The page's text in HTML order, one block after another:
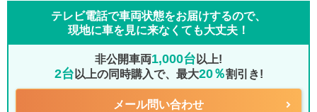
テレビ電話で車両状態をお届けするので、
現地に車を見に来なくても大丈夫！
非公開車両1,000台 以上!
2台 以上の同時購入で、最大20％割引き!
メール問い合わせ